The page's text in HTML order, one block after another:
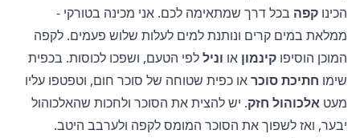
הכינו קפה בכל דרך שמתאימה לכם. אני מכינה בטורקי -
ממלאת במים קרים ונותנת למים לעלות שלוש פעמים. לקפה
המוכן הוסיפו קינמון או וניללפי הטעם, ושפכו לכוסות. בכפית
שימו חתיכת סוכראו כפית שטוחה של סוכר חום, וטפטפו עליו
מעט אלכוהול חזק. יש להצית את הסוכר ולחכות שהאלכוהול
יבער, ואז לשפוך את הסוכר המומס לקפה ולערבב היטב.